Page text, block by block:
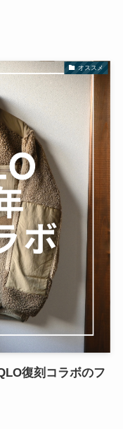
オススメ
復刻コラボのフ